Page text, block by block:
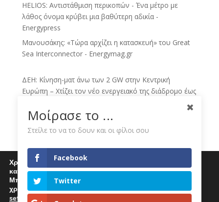
HELIOS: Αντιστάθμιση περικοπών - Ένα μέτρο με
λάθος όνομα κρύβει μια βαθύτερη αδικία -
Energypress
Μανουσάκης: «Τώρα αρχίζει η κατασκευή» του Great
Sea Interconnector - Energymag.gr
ΔΕΗ: Κίνηση-ματ άνω των 2 GW στην Κεντρική
Ευρώπη – Χτίζει τον νέο ενεργειακό της διάδρομο έως
ΔΕΗ: Νέα συμφωνία για ΑΠΕ άνω των 2 GW στην
Πολωνία και την Ουγγαρία - sofokleous10.gr
toManifesto.gr
Πολωνία – Ουγγαρία: Η ΔΕΗ χτίζει πράσινο
χαρτοφυλάκιο 2 GW - sbctv.gr
ΔΕΗ: Εξαγοράζει χαρτοφυλάκιο ΑΠΕ άνω των 2 GW σε
Χρησιμοποιούμε cookies για να σας προσφέρουμε μία
καλύτερη εμπειρία περιήγησης στον ιστότοπό μας.
Μπορείτε να μάθετε περισσότερα για τα cookies που
χρησιμοποιούμε
settings. Επιλέγοντας "Αποδοχή" αποδέχεστε την χρήση
Μοίρασε το ...
Στείλε το να το δουν και οι φίλοι σου
Facebook
Twitter